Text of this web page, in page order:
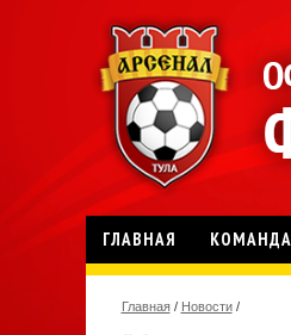
ГЛАВНАЯ КОМАНДА
Главная / Новости /